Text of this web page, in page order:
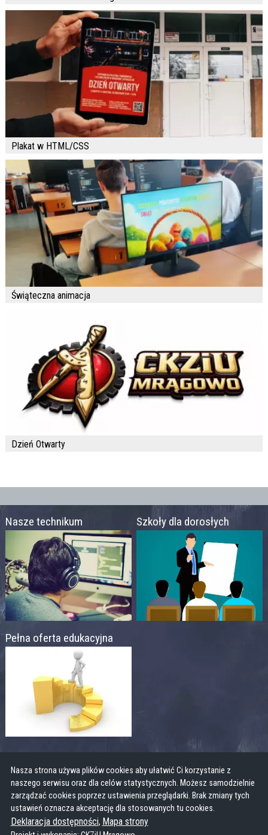
Plakat w HTML/CSS
Świąteczna animacja
Dzień Otwarty
Nasze technikum Szkoły dla dorosłych
Pełna oferta edukacyjna
Nasza strona używa plików cookies aby ułatwić Ci korzystanie z
naszego serwisu oraz dla celów statystycznych. Możesz samodzielnie
zarządzać cookies poprzez ustawienia przeglądarki. Brak zmiany tych
ustawień oznacza akceptację dla stosowanych tu cookies.
Deklaracja dostępności, Mapa strony